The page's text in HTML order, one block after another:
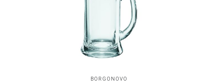
BORGONOVO